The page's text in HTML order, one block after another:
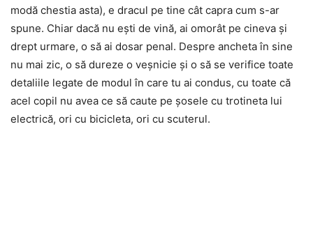
modă chestia asta), e dracul pe tine cât capra cum s-ar
spune. Chiar dacă nu ești de vină, ai omorât pe cineva și
drept urmare, o să ai dosar penal. Despre ancheta în sine
nu mai zic, o să dureze o veșnicie și o să se verifice toate
detaliile legate de modul în care tu ai condus, cu toate că
acel copil nu avea ce să caute pe șosele cu trotineta lui
electrică, ori cu bicicleta, ori cu scuterul.